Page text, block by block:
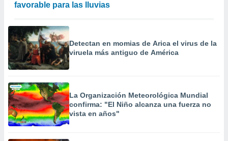
favorable para las lluvias
Detectan en momias de Arica el virus de la
viruela más antiguo de América
La Organización Meteorológica Mundial
confirma: "El Niño alcanza una fuerza no
vista en años"